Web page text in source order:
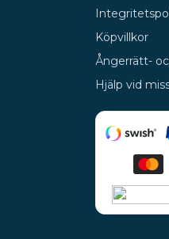
Köpvillkor
Ångerrätt-
Hjälp vid